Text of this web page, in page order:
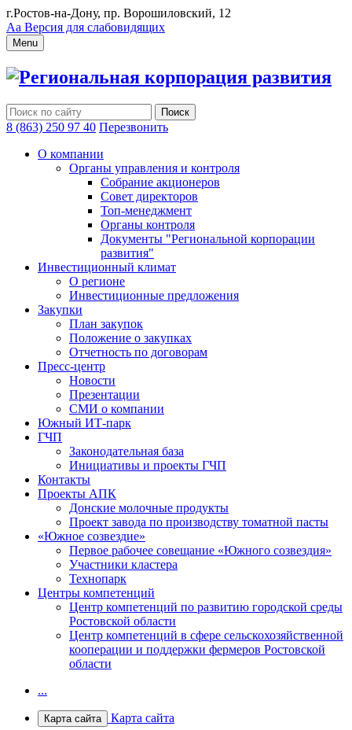
г.Ростов-на-Дону, пр. Ворошиловский, 12
Аа Версия для слабовидящих
Menu
Региональная корпорация развития
8 (863) 250 97 40 Перезвонить
О компании
Органы управления и контроля
Собрание акционеров
Совет директоров
Топ-менеджмент
Органы контроля
Документы "Региональной корпорации
развития"
Инвестиционный климат
О регионе
Инвестиционные предложения
Закупки
План закупок
Положение о закупках
Отчетность по договорам
Пресс-центр
Новости
Презентации
СМИ о компании
Южный ИТ-парк
ГЧП
Законодательная база
Инициативы и проекты ГЧП
Контакты
Проекты АПК
Донские молочные продукты
Проект завода по производству томатной пасты
«Южное созвездие»
Первое рабочее совещание «Южного созвездия»
Участники кластера
Технопарк
Центры компетенций
Центр компетенций по развитию городской среды
Ростовской области
Центр компетенций в сфере сельскохозяйственной
кооперации и поддержки фермеров Ростовской
области
...
Карта сайта Карта сайта